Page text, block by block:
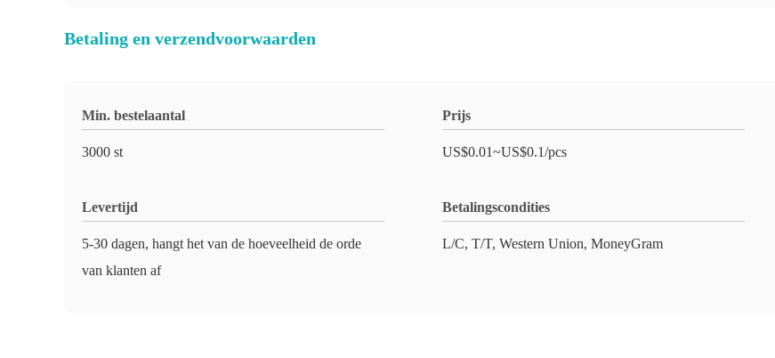
Betaling en verzendvoorwaarden
Min. bestelaantal
3000 st
Prijs
US$0.01~US$0.1/pcs
Levertijd
5-30 dagen, hangt het van de hoeveelheid de orde
van klanten af
Betalingscondities
L/C, T/T, Western Union, MoneyGram